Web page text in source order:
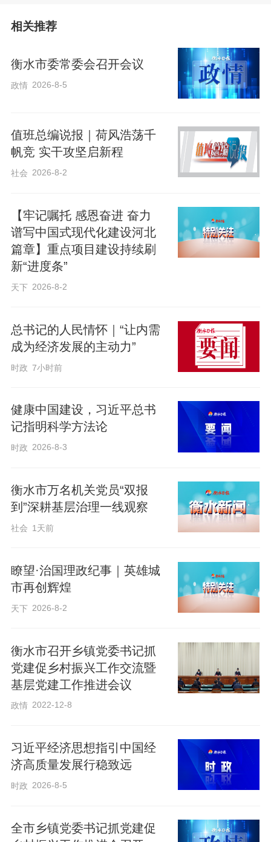
挥优势、补齐短板，扎实推动农业发展提
会议强调，要推动乡村产业高质量发展，
食稳产保供根基，实施粮食单产提升工
程，统筹农业种植结构调整和地下水超采
综合治理，加快建设高标准农田。要推进
打造具有地方特色的高端单品，建设全省
一流的设施果蔬基地。要发展壮大农产品
加工业，狠抓农业招商和加工项目建设，
打造环衡水湖休闲农业和乡村旅游示范
带，提升和新建一批乡村旅游精品线路，
提升知名度和影响力。
会议要求，要坚持大抓基层的鲜明导向，
推动基层党组织全面进步、全面过硬。乡
镇党委书记要牢固树立和践行正确政绩
末端落实的执行力。
会上，7位乡镇党委书记聚焦“坚持党建引
言。
相关推荐
衡水市委常委会召开会议
政情 2026-8-5
值班总编说报｜荷风浩荡千
帆竞 实干攻坚启新程
社会 2026-8-2
【牢记嘱托 感恩奋进 奋力
谱写中国式现代化建设河北
篇章】重点项目建设持续刷
新“进度条”
天下 2026-8-2
总书记的人民情怀｜“让内需
成为经济发展的主动力”
时政 7小时前
健康中国建设，习近平总书
记指明科学方法论
时政 2026-8-3
衡水市万名机关党员“双报
到”深耕基层治理一线观察
社会 1天前
瞭望·治国理政纪事｜英雄城
市再创辉煌
天下 2026-8-2
衡水市召开乡镇党委书记抓
党建促乡村振兴工作交流暨
基层党建工作推进会议
政情 2022-12-8
习近平经济思想指引中国经
济高质量发展行稳致远
时政 2026-8-5
全市乡镇党委书记抓党建促